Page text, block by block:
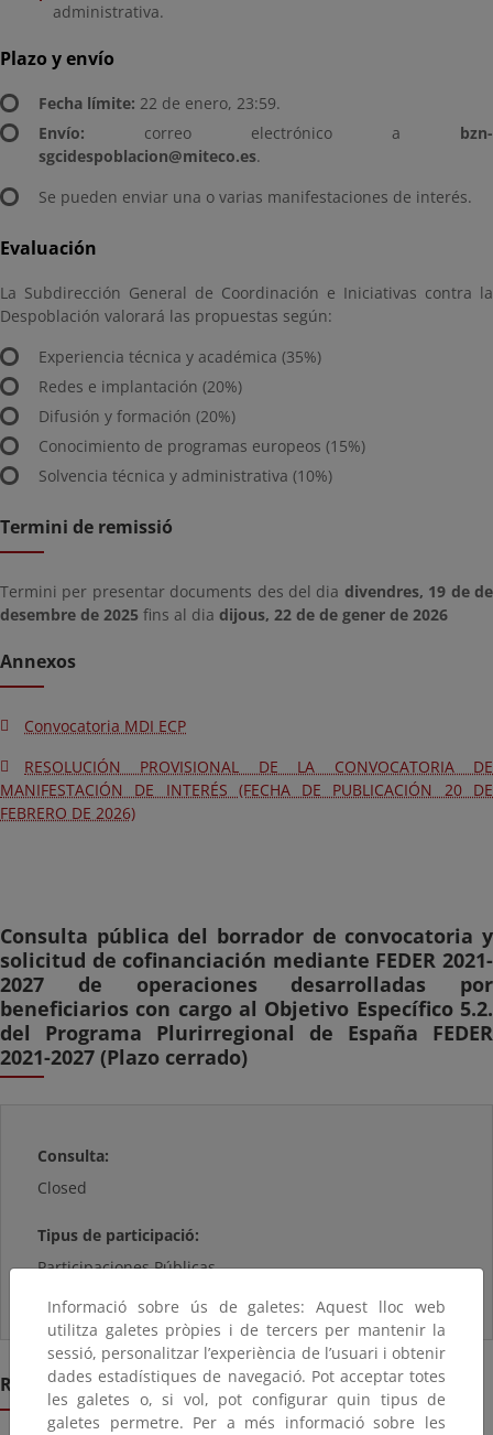
administrativa.
Plazo y envío
Fecha límite: 22 de enero, 23:59.
Envío: correo electrónico a bzn-
sgcidespoblacion@miteco.es.
Se pueden enviar una o varias manifestaciones de interés.
Evaluación
La Subdirección General de Coordinación e Iniciativas contra la
Despoblación valorará las propuestas según:
Experiencia técnica y académica (35%)
Redes e implantación (20%)
Difusión y formación (20%)
Conocimiento de programas europeos (15%)
Solvencia técnica y administrativa (10%)
Termini de remissió
Termini per presentar documents des del dia divendres, 19 de de
desembre de 2025 fins al dia dijous, 22 de de gener de 2026
Annexos
Convocatoria MDI ECP
RESOLUCIÓN PROVISIONAL DE LA CONVOCATORIA DE
MANIFESTACIÓN DE INTERÉS (FECHA DE PUBLICACIÓN 20 DE
FEBRERO DE 2026)
Consulta pública del borrador de convocatoria y
solicitud de cofinanciación mediante FEDER 2021-
2027 de operaciones desarrolladas por
beneficiarios con cargo al Objetivo Específico 5.2.
del Programa Plurirregional de España FEDER
2021-2027 (Plazo cerrado)
Consulta:
Closed
Tipus de participació:
Participaciones Públicas
Resumen
Informació sobre ús de galetes: Aquest lloc web
utilitza galetes pròpies i de tercers per mantenir la
sessió, personalitzar l’experiència de l’usuari i obtenir
dades estadístiques de navegació. Pot acceptar totes
les galetes o, si vol, pot configurar quin tipus de
galetes permetre. Per a més informació sobre les